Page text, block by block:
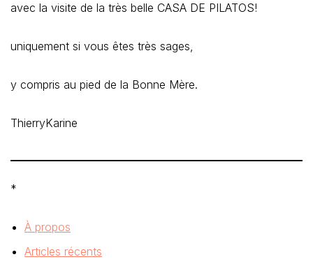
avec la visite de la très belle CASA DE PILATOS!
uniquement si vous êtes très sages,
y compris au pied de la Bonne Mère.
ThierryKarine
*
À propos
Articles récents